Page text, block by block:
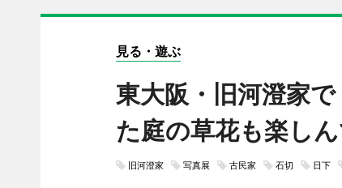
見る・遊ぶ
東大阪・旧河澄家
た庭の草花も楽し
旧河澄家 写真展 古民家 石切 日下